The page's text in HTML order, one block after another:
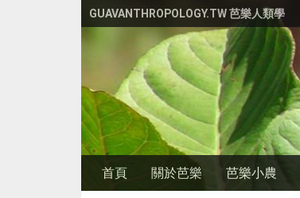
GUAVANTHROPOLOGY.TW 芭樂人類學
首頁 關於芭樂 芭樂小農